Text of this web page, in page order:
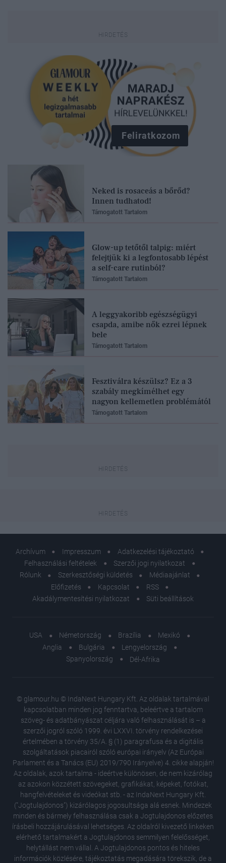
Feliratkozom
Neked is rosaceás a bőrőd?
Innen tudhatod!
Támogatott Tartalom
Glow-up tetőtől talpig: miért
felejtjük ki a legfontosabb lépést
a self-care rutinból?
Támogatott Tartalom
A leggyakoribb egészségügyi
csapda, amibe nők ezrei lépnek
bele
Támogatott Tartalom
Fesztiválra készülsz? Ez a 3
szabály megkímélhet egy
nagyon kellemetlen problémától
Támogatott Tartalom
Archívum Impresszum
Adatkezelési tájékoztató
Felhasználási feltételek
Szerzői jogi nyilatkozat
Rólunk
Szerkesztőségi küldetés
Médiaajánlat
Előfizetés
Kapcsolat
RSS
Akadálymentesítési nyilatkozat
Süti beállítások
USA Németország Brazília
Mexikó
Anglia
Bulgária
Lengyelország
Spanyolország
Dél-Afrika
© glamour.hu © IndaNext Hungary Kft. Az oldalak tartalmával
kapcsolatban minden jog fenntartva, beleértve a tartalom
szöveg- és adatbányászat céljára való felhasználását is – a
szerzői jogról szóló 1999. évi LXXVI. törvény rendelkezései
értelmében a törvény 35/A. § (1) paragrafusa és a digitális
szolgáltatások piacairól szóló európai irányelv (Az Európai
Parlament és a Tanács (EU) 2019/790 Irányelve) 4. cikke alapján!
Az oldalak, azok tartalma - ideértve különösen, de nem kizárólag
az azokon közzétett szövegeket, grafikákat, képeket, fotókat,
hangfelvételeket és videókat stb. - az IndaNext Hungary Kft.
("Jogtulajdonos") kizárólagos jogosultsága alá esnek. Mindezek
minden és bármely felhasználása csak a Jogtulajdonos előzetes
írásbeli hozzájárulásával lehetséges. Az oldalról kivezető linkeken
elérhető tartalmakért a Jogtulajdonos semmilyen felelősséget,
helytállást nem vállal. A Jogtulajdonos pontos és hiteles
információk közlésére, tájékoztatás megadására törekszik, de a